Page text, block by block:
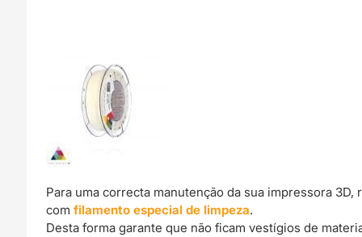
Para uma correcta manutenção da sua impressora
com filamento especial de limpeza.
Desta forma garante que não ficam vestígios de